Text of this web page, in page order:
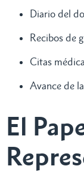
Diario del
Recibos de
Citas
Avance de
El